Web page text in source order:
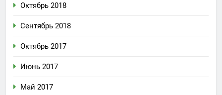
Октябрь 2018
Сентябрь 2018
Октябрь 2017
Июнь 2017
Май 2017